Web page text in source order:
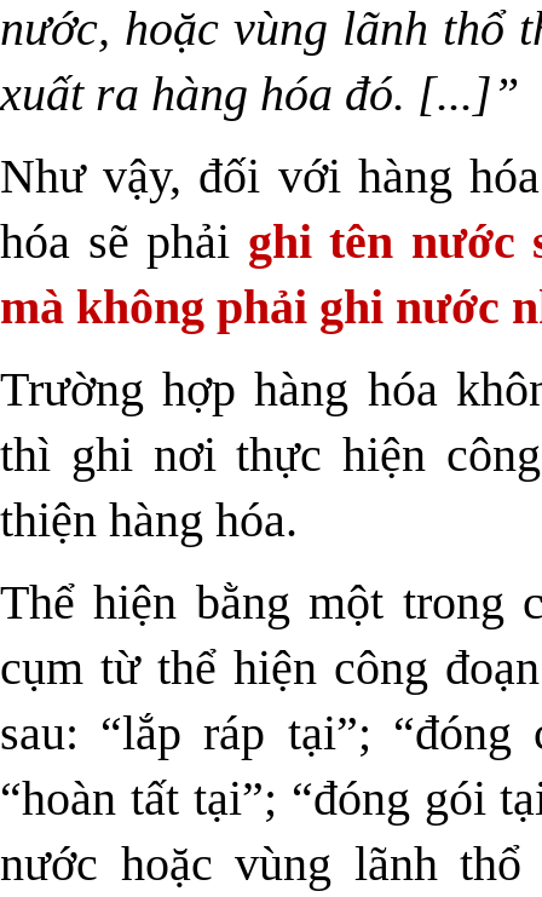
nước, hoặc vùng lãnh thổ
xuất ra hàng hóa đó. [...]”
Như vậy, đối với hàng
hóa sẽ phải ghi tên nước
mà không phải ghi nước
Trường hợp hàng hóa
thì ghi nơi thực hiện
thiện hàng hóa.
Thể hiện bằng một trong
cụm từ thể hiện công
sau: “lắp ráp tại”;
“hoàn tất tại”; “đóng gói
nước hoặc vùng lãnh